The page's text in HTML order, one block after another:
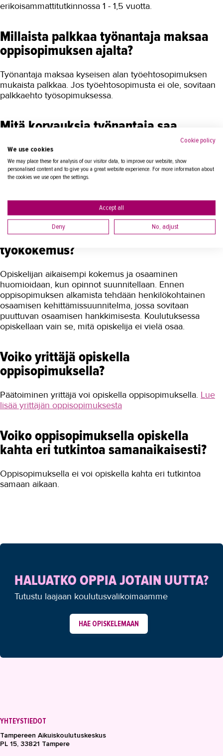
erikoisammattitutkinnossa 1 - 1,5 vuotta.
Millaista palkkaa työnantaja maksaa
oppisopimuksen ajalta?
Työnantaja maksaa kyseisen alan työehtosopimuksen
mukaista palkkaa. Jos työehtosopimusta ei ole, sovitaan
palkkaehto työsopimuksessa.
Mitä korvauksia työnantaja saa
Työnantajalle voidaan maksaa koulutuskorvausta
TAKKista tutkinnosta riippuen. Jos oppisopimuksella
oppisopimukseen työnantajan näkökulmasta.
Huomioidaanko aiemmat opinnot ja
työkokemus?
Opiskelijan aikaisempi kokemus ja osaaminen
huomioidaan, kun opinnot suunnitellaan. Ennen
oppisopimuksen alkamista tehdään henkilökohtainen
osaamisen kehittämissuunnitelma, jossa sovitaan
puuttuvan osaamisen hankkimisesta. Koulutuksessa
opiskellaan vain se, mitä opiskelija ei vielä osaa.
Voiko yrittäjä opiskella
oppisopimuksella?
Päätoiminen yrittäjä voi opiskella oppisopimuksella. Lue
lisää yrittäjän oppisopimuksesta
Voiko oppisopimuksella opiskella
kahta eri tutkintoa samanaikaisesti?
Oppisopimuksella ei voi opiskella kahta eri tutkintoa
samaan aikaan.
HALUATKO OPPIA JOTAIN UUTTA?
Tutustu laajaan koulutusvalikoimaamme
HAE OPISKELEMAAN
YHTEYSTIEDOT
Tampereen Aikuiskoulutuskeskus
PL 15, 33821 Tampere
Cookie policy
We use cookies
We may place these for analysis of our visitor data, to improve our website, show
personalised content and to give you a great website experience. For more information about
the cookies we use open the settings.
Accept all
Deny No, adjust